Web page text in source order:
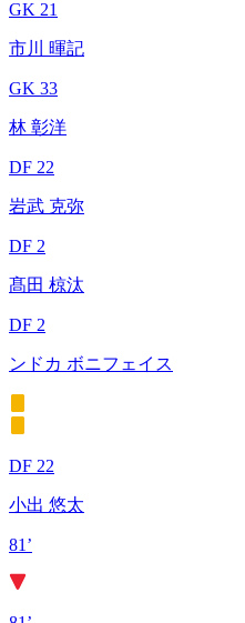
GK 21
市川 暉記
GK 33
林 彰洋
DF 22
岩武 克弥
DF 2
髙田 椋汰
DF 2
ンドカ ボニフェイス
DF 22
小出 悠太
81’